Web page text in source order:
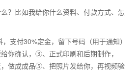
？比如我给你什么资料、付款方式、怎
支付30%定金，留下号码（用于通知）
你确认，③、正式印刷和后期制作，
做成成品⑤、把照片发给你，再视频验